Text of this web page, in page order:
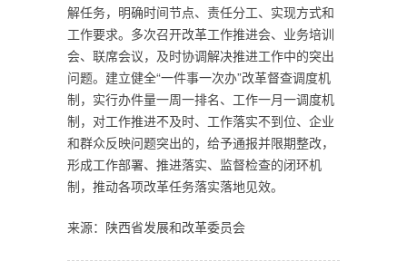
解任务，明确时间节点、责任分工、实现方式和
工作要求。多次召开改革工作推进会、业务培训
会、联席会议，及时协调解决推进工作中的突出
问题。建立健全“一件事一次办”改革督查调度机
制，实行办件量一周一排名、工作一月一调度机
制，对工作推进不及时、工作落实不到位、企业
和群众反映问题突出的，给予通报并限期整改，
形成工作部署、推进落实、监督检查的闭环机
制，推动各项改革任务落实落地见效。
来源：陕西省发展和改革委员会